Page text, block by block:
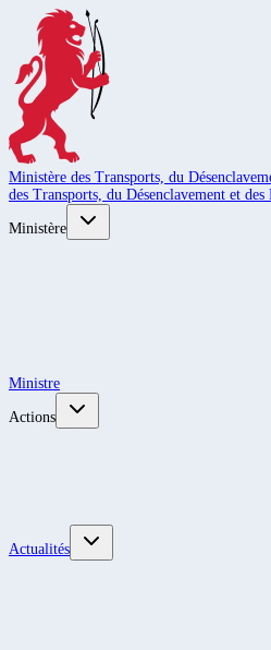
Ministère des Transports, du
des Transports, du Désenclavement et des
Ministère
Ministre
Actions
Actualités